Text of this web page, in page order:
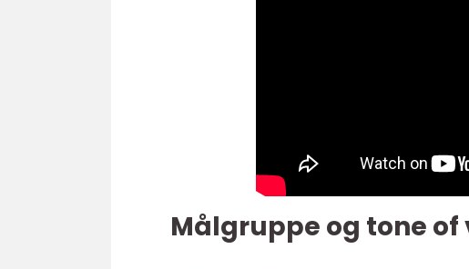
Målgruppe og tone of